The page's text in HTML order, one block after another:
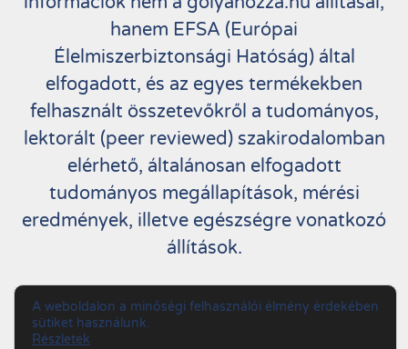
hanem EFSA (Európai
Élelmiszerbiztonsági Hatóság) által
elfogadott, és az egyes termékekben
felhasznált összetevőkről a tudományos,
lektorált (peer reviewed) szakirodalomban
elérhető, általánosan elfogadott
tudományos megállapítások, mérési
eredmények, illetve egészségre vonatkozó
állítások.
Copyright by Golyahozza.hu. All Rights
A weboldalon a minőségi felhasználói élmény érdekében
sütiket használunk.
Részletek